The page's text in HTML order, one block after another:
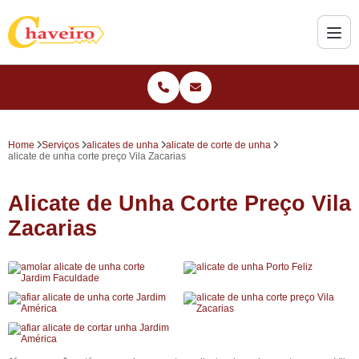
Home Serviços alicates de unha
alicate de corte de unha
alicate de unha corte preço Vila Zacarias
Alicate de Unha Corte Preço Vila
Zacarias